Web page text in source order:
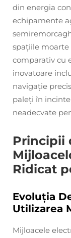
din energia
echipamente
spațiile moarte
comparativ cu
inovatoare
navigație
paleți în
neadecvate
Principii
Ridicat
Evoluția
Utilizarea
Mijloacele